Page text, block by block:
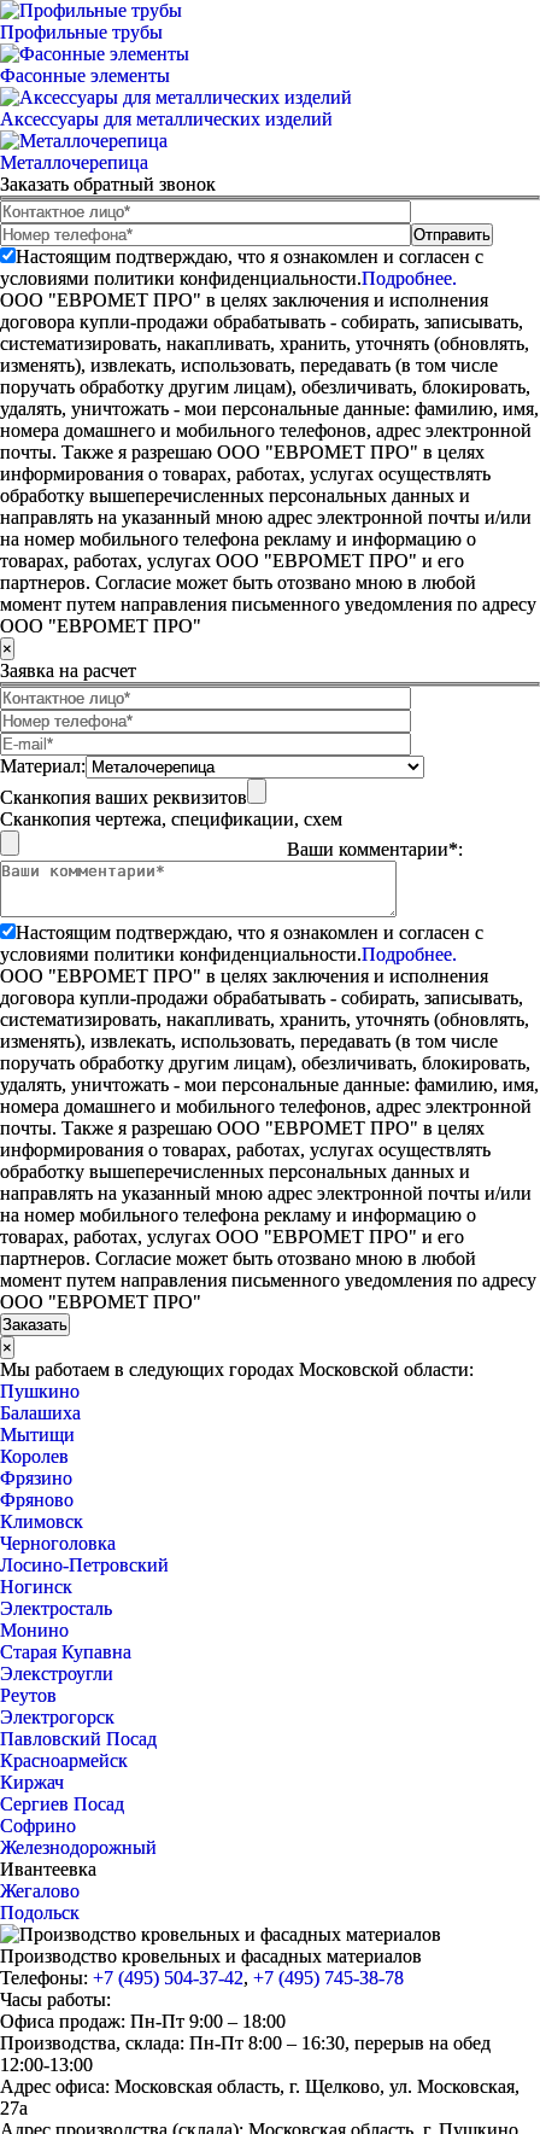
Профильные трубы
Фасонные элементы
Аксессуары для металлических изделий
Металлочерепица
Заказать обратный звонок
Настоящим подтверждаю, что я ознакомлен и согласен с
условиями политики конфиденциальности.Подробнее.
ООО "ЕВРОМЕТ ПРО" в целях заключения и исполнения
договора купли-продажи обрабатывать - собирать, записывать,
систематизировать, накапливать, хранить, уточнять (обновлять,
изменять), извлекать, использовать, передавать (в том числе
поручать обработку другим лицам), обезличивать, блокировать,
удалять, уничтожать - мои персональные данные: фамилию, имя,
номера домашнего и мобильного телефонов, адрес электронной
почты. Также я разрешаю ООО "ЕВРОМЕТ ПРО" в целях
информирования о товарах, работах, услугах осуществлять
обработку вышеперечисленных персональных данных и
направлять на указанный мною адрес электронной почты и/или
на номер мобильного телефона рекламу и информацию о
товарах, работах, услугах ООО "ЕВРОМЕТ ПРО" и его
партнеров. Согласие может быть отозвано мною в любой
момент путем направления письменного уведомления по адресу
ООО "ЕВРОМЕТ ПРО"
×
Заявка на расчет
Материал:
Сканкопия ваших реквизитов
Сканкопия чертежа, спецификации, схем
Ваши комментарии*:
Настоящим подтверждаю, что я ознакомлен и согласен с
условиями политики конфиденциальности.Подробнее.
ООО "ЕВРОМЕТ ПРО" в целях заключения и исполнения
договора купли-продажи обрабатывать - собирать, записывать,
систематизировать, накапливать, хранить, уточнять (обновлять,
изменять), извлекать, использовать, передавать (в том числе
поручать обработку другим лицам), обезличивать, блокировать,
удалять, уничтожать - мои персональные данные: фамилию, имя,
номера домашнего и мобильного телефонов, адрес электронной
почты. Также я разрешаю ООО "ЕВРОМЕТ ПРО" в целях
информирования о товарах, работах, услугах осуществлять
обработку вышеперечисленных персональных данных и
направлять на указанный мною адрес электронной почты и/или
на номер мобильного телефона рекламу и информацию о
товарах, работах, услугах ООО "ЕВРОМЕТ ПРО" и его
партнеров. Согласие может быть отозвано мною в любой
момент путем направления письменного уведомления по адресу
ООО "ЕВРОМЕТ ПРО"
×
Мы работаем в следующих городах Московской области:
Пушкино
Балашиха
Мытищи
Королев
Фрязино
Фряново
Климовск
Черноголовка
Лосино-Петровский
Ногинск
Электросталь
Монино
Старая Купавна
Элекстроугли
Реутов
Электрогорск
Павловский Посад
Красноармейск
Киржач
Сергиев Посад
Софрино
Железнодорожный
Ивантеевка
Жегалово
Подольск
Производство кровельных и фасадных материалов
Телефоны: +7 (495) 504-37-42, +7 (495) 745-38-78
Часы работы:
Офиса продаж: Пн-Пт 9:00 – 18:00
Производства, склада: Пн-Пт 8:00 – 16:30, перерыв на обед
12:00-13:00
Адрес офиса: Московская область, г. Щелково, ул. Московская,
27а
Адрес производства (склада): Московская область, г. Пушкино,